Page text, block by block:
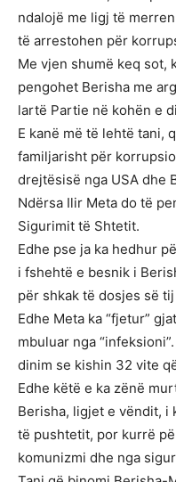
ndalojë me ligj të
të arrestohen për
Me vjen shumë keq sot,
pengohet Berisha me
lartë Partie në kohën e
E kanë më të lehtë tani,
familjarisht për
drejtësisë nga USA dhe
Ndërsa Ilir Meta do të
Sigurimit të Shtetit.
Edhe pse ja ka hedhur
i fshehtë e besnik i
për shkak të dosjes së
Edhe Meta ka “fjetur”
mbuluar nga
dinim se kishin 32 vite
Edhe këtë e ka zënë
Berisha, ligjet e vëndit, i
të pushtetit, por kurrë
komunizmi dhe nga